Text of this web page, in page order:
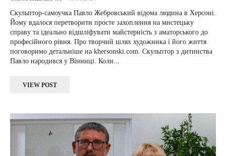
Скульптор-самоучка Павло Жебровський відома людина в Херсоні.
Йому вдалося перетворити просте захоплення на мистецьку
справу та ідеально відшліфувати майстерність з аматорського до
професійного рівня. Про творчий шлях художника і його життя
поговоримо детальніше на khersonski.com. Скульптор з дитинства
Павло народився у Вінниці. Коли...
VIEW POST